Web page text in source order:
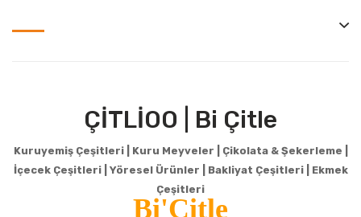
ÇİTLİOO | Bi Çitle
Kuruyemiş Çeşitleri | Kuru Meyveler | Çikolata & Şekerleme |
İçecek Çeşitleri | Yöresel Ürünler | Bakliyat Çeşitleri | Ekmek
Çeşitleri
Bi'Çitle